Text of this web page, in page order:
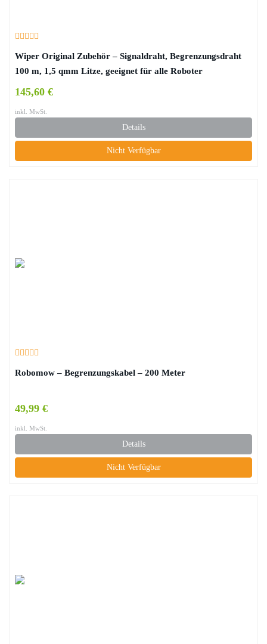
Wiper Original Zubehör – Signaldraht, Begrenzungsdraht
100 m, 1,5 qmm Litze, geeignet für alle Roboter
145,60 €
inkl. MwSt.
Details
Nicht Verfügbar
Robomow – Begrenzungskabel – 200 Meter
49,99 €
inkl. MwSt.
Details
Nicht Verfügbar